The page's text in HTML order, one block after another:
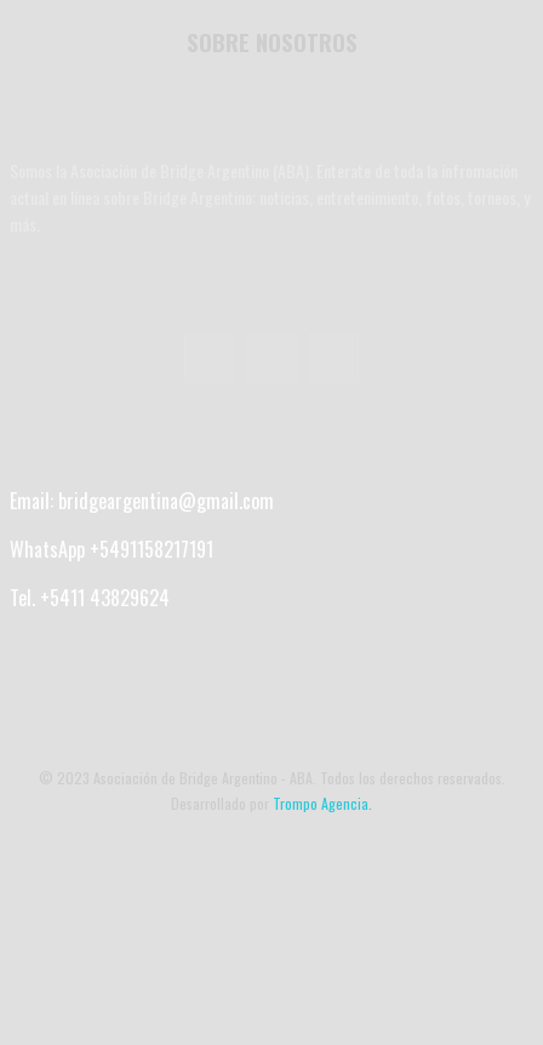
Email: bridgeargentina@gmail.com
WhatsApp +5491158217191
Tel. +5411 43829624
Trompo Agencia.